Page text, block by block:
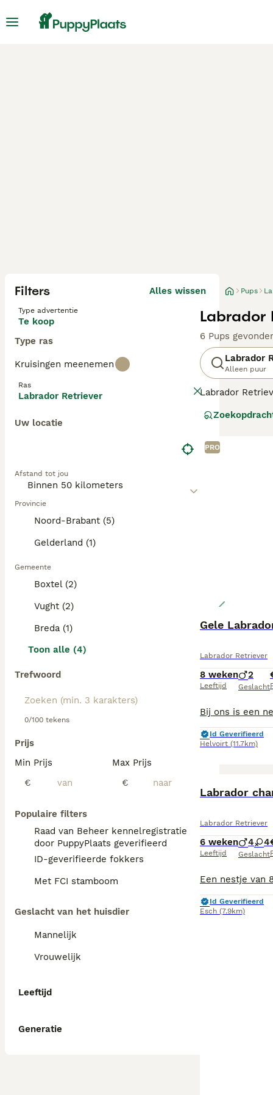
Filters Alles wissen
Type advertentie
Te koop
Type ras
Kruisingen meenemen
Ras
Labrador Retriever
Uw locatie
Afstand tot jou
Provincie
Noord-Brabant (5)
Gelderland (1)
Gemeente
Boxtel (2)
Vught (2)
Breda (1)
Toon alle (4)
Trefwoord
0/100 tekens
Prijs
Min Prijs
€
Max Prijs
€
Populaire filters
Raad van Beheer kennelregistratie
door PuppyPlaats geverifieerd
ID-geverifieerde fokkers
Met FCI stamboom
Geslacht van het huisdier
Mannelijk
Vrouwelijk
Leeftijd
Generatie
Pups
Labrador
6 Pups
Labrador
Alleen puur
Labrador
De Labrador
Lees onze
PRO
Gele
Labrador Retriever
8 weken
Leeftijd
2
Geslacht
Id Geverifieerd
Helvoirt (11.7km)
Labrador
Labrador Retriever
6 weken
Leeftijd
4 4
Geslacht
Id Geverifieerd
Esch (7.9km)